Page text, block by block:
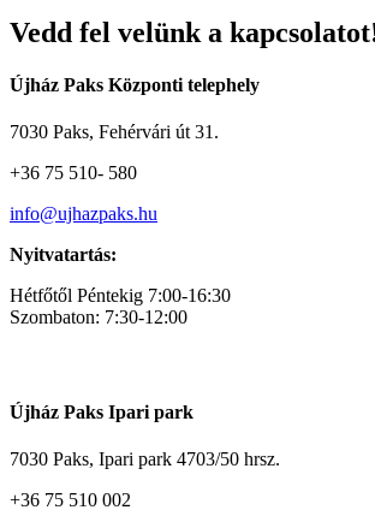
Vedd fel velünk a
Újház Paks Központi telephely
7030 Paks, Fehérvári út 31.
+36 75 510- 580
info@ujhazpaks.hu
Nyitvatartás:
Hétfőtől Péntekig 7:00-16:30
Szombaton: 7:30-12:00
Újház Paks Ipari park
7030 Paks, Ipari park 4703/50 hrsz.
+36 75 510 002